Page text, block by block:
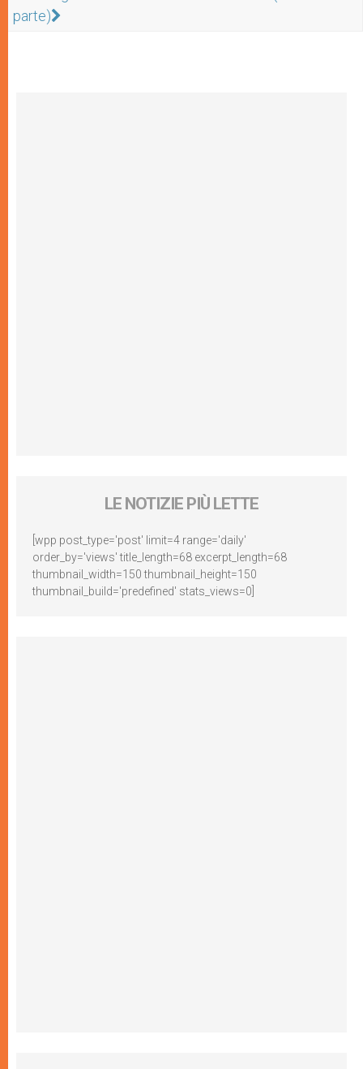
parte)
LE NOTIZIE PIÙ LETTE
[wpp post_type='post' limit=4 range='daily'
order_by='views' title_length=68 excerpt_length=68
thumbnail_width=150 thumbnail_height=150
thumbnail_build='predefined' stats_views=0]